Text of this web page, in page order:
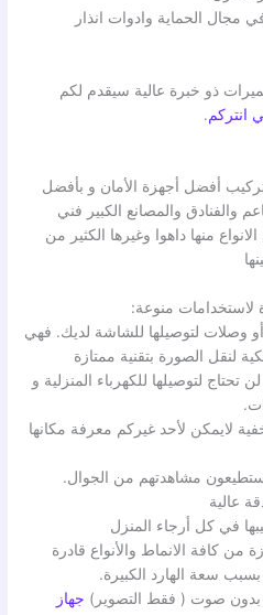
مجال الحماية وادوات انذار
ذو خبرة عالية سيقدم لكم
انتركم.
أفضل أجهزة الأمان و بأفضل
والفنادق والمصانع الكبير فني
منها داهوا وغيرها الكثير من
لاستخدامات منوعة:
أو وصلات لتوصيلها للشاشة لديك. فهي
لنقل الصورة بتقنية ممتازة
تحتاج لتوصيلها للكهرباء المنزلية و
لايمكن لأحد غيركم معرفة مكانها
مشاهدتهم من الجوال.
عالية
في كل أرجاء المنزل
كافة الانماط والأنواع قادرة
سعة الهارد الكبيرة.
بدون صوت ( فقط التصوير) جهاز